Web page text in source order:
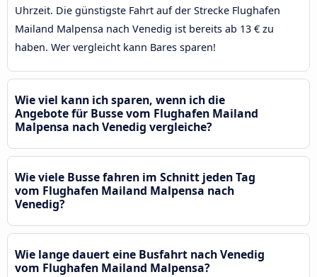
Uhrzeit. Die günstigste Fahrt auf der Strecke Flughafen
Mailand Malpensa nach Venedig ist bereits ab 13 € zu
haben. Wer vergleicht kann Bares sparen!
Wie viel kann ich sparen, wenn ich die
Angebote für Busse vom Flughafen Mailand
Malpensa nach Venedig vergleiche?
Wie viele Busse fahren im Schnitt jeden Tag
vom Flughafen Mailand Malpensa nach
Venedig?
Wie lange dauert eine Busfahrt nach Venedig
vom Flughafen Mailand Malpensa?